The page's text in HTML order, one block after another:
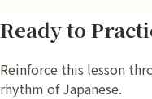
Ready to
Reinforce this lesson
rhythm of Japanese.